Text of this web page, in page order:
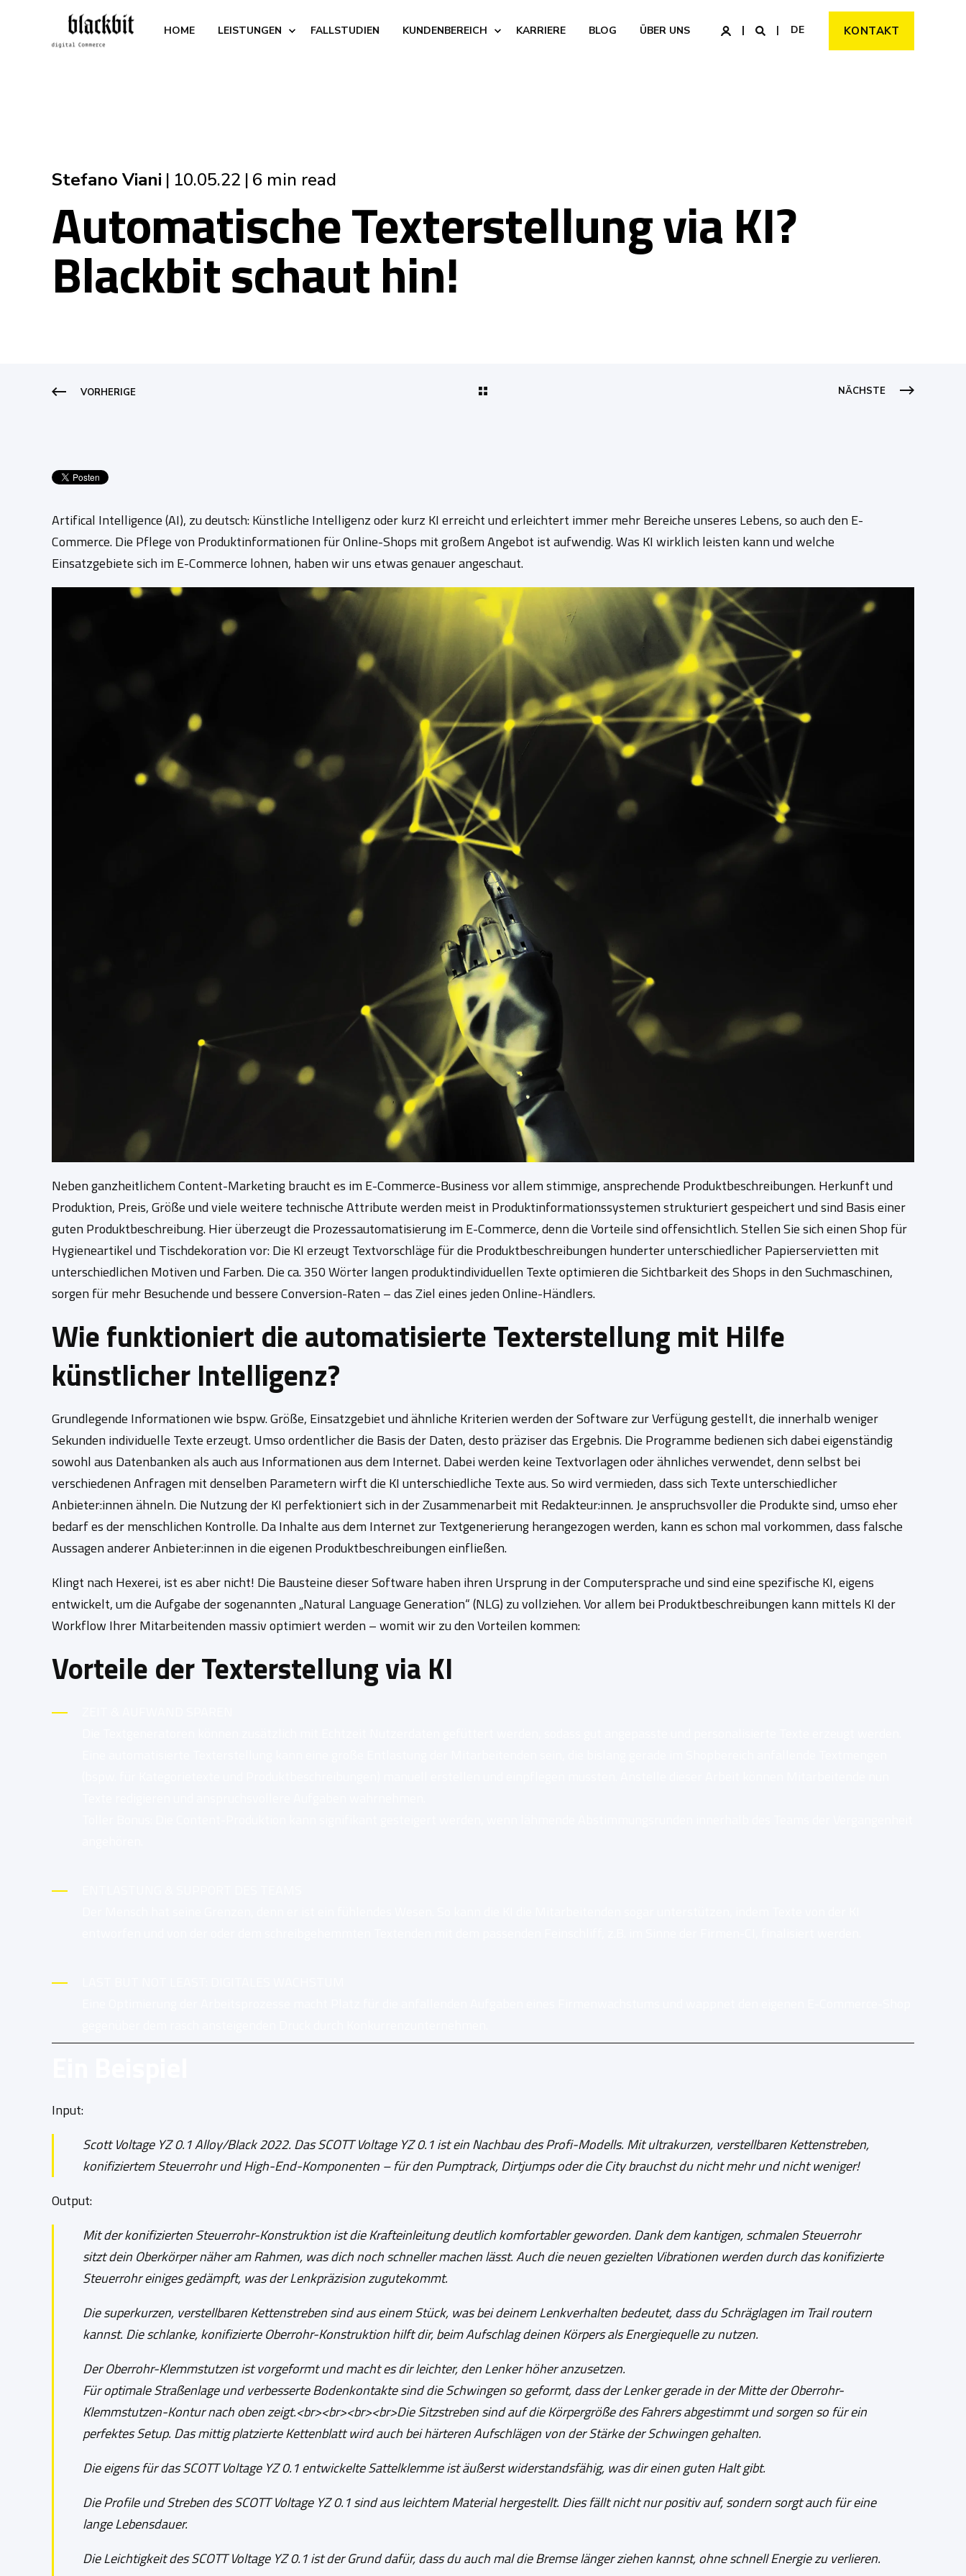
HOME LEISTUNGEN FALLSTUDIEN KUNDENBEREICH KARRIERE BLOG ÜBER UNS DE KONTAKT
Stefano Viani 10.05.22 6 min read
Automatische Texterstellung via KI?
Blackbit schaut hin!
VORHERIGE NÄCHSTE
Artifical Intelligence (AI), zu deutsch: Künstliche Intelligenz oder kurz KI erreicht und erleichtert immer mehr Bereiche unseres Lebens, so auch den E-
Commerce. Die Pflege von Produktinformationen für Online-Shops mit großem Angebot ist aufwendig. Was KI wirklich leisten kann und welche
Einsatzgebiete sich im E-Commerce lohnen, haben wir uns etwas genauer angeschaut.
Neben ganzheitlichem Content-Marketing braucht es im E-Commerce-Business vor allem stimmige, ansprechende Produktbeschreibungen. Herkunft und
Produktion, Preis, Größe und viele weitere technische Attribute werden meist in Produktinformationssystemen strukturiert gespeichert und sind Basis einer
guten Produktbeschreibung. Hier überzeugt die Prozessautomatisierung im E-Commerce, denn die Vorteile sind offensichtlich. Stellen Sie sich einen Shop für
Hygieneartikel und Tischdekoration vor: Die KI erzeugt Textvorschläge für die Produktbeschreibungen hunderter unterschiedlicher Papierservietten mit
unterschiedlichen Motiven und Farben. Die ca. 350 Wörter langen produktindividuellen Texte optimieren die Sichtbarkeit des Shops in den Suchmaschinen,
sorgen für mehr Besuchende und bessere Conversion-Raten – das Ziel eines jeden Online-Händlers.
Wie funktioniert die automatisierte Texterstellung mit Hilfe
künstlicher Intelligenz?
Grundlegende Informationen wie bspw. Größe, Einsatzgebiet und ähnliche Kriterien werden der Software zur Verfügung gestellt, die innerhalb weniger
Sekunden individuelle Texte erzeugt. Umso ordentlicher die Basis der Daten, desto präziser das Ergebnis. Die Programme bedienen sich dabei eigenständig
sowohl aus Datenbanken als auch aus Informationen aus dem Internet. Dabei werden keine Textvorlagen oder ähnliches verwendet, denn selbst bei
verschiedenen Anfragen mit denselben Parametern wirft die KI unterschiedliche Texte aus. So wird vermieden, dass sich Texte unterschiedlicher
Anbieter:innen ähneln. Die Nutzung der KI perfektioniert sich in der Zusammenarbeit mit Redakteur:innen. Je anspruchsvoller die Produkte sind, umso eher
bedarf es der menschlichen Kontrolle. Da Inhalte aus dem Internet zur Textgenerierung herangezogen werden, kann es schon mal vorkommen, dass falsche
Aussagen anderer Anbieter:innen in die eigenen Produktbeschreibungen einfließen.
Klingt nach Hexerei, ist es aber nicht! Die Bausteine dieser Software haben ihren Ursprung in der Computersprache und sind eine spezifische KI, eigens
entwickelt, um die Aufgabe der sogenannten „Natural Language Generation“ (NLG) zu vollziehen. Vor allem bei Produktbeschreibungen kann mittels KI der
Workflow Ihrer Mitarbeitenden massiv optimiert werden – womit wir zu den Vorteilen kommen:
Vorteile der Texterstellung via KI
Input:
Scott Voltage YZ 0.1 Alloy/Black 2022. Das SCOTT Voltage YZ 0.1 ist ein Nachbau des Profi-Modells. Mit ultrakurzen, verstellbaren Kettenstreben,
konifiziertem Steuerrohr und High-End-Komponenten – für den Pumptrack, Dirtjumps oder die City brauchst du nicht mehr und nicht weniger!
Output:
Mit der konifizierten Steuerrohr-Konstruktion ist die Krafteinleitung deutlich komfortabler geworden. Dank dem kantigen, schmalen Steuerrohr
sitzt dein Oberkörper näher am Rahmen, was dich noch schneller machen lässt. Auch die neuen gezielten Vibrationen werden durch das konifizierte
Steuerrohr einiges gedämpft, was der Lenkpräzision zugutekommt.
Die superkurzen, verstellbaren Kettenstreben sind aus einem Stück, was bei deinem Lenkverhalten bedeutet, dass du Schräglagen im Trail routern
kannst. Die schlanke, konifizierte Oberrohr-Konstruktion hilft dir, beim Aufschlag deinen Körpers als Energiequelle zu nutzen.
Der Oberrohr-Klemmstutzen ist vorgeformt und macht es dir leichter, den Lenker höher anzusetzen.
Für optimale Straßenlage und verbesserte Bodenkontakte sind die Schwingen so geformt, dass der Lenker gerade in der Mitte der Oberrohr-
Klemmstutzen-Kontur nach oben zeigt.<br><br><br><br>Die Sitzstreben sind auf die Körpergröße des Fahrers abgestimmt und sorgen so für ein
perfektes Setup. Das mittig platzierte Kettenblatt wird auch bei härteren Aufschlägen von der Stärke der Schwingen gehalten.
Die eigens für das SCOTT Voltage YZ 0.1 entwickelte Sattelklemme ist äußerst widerstandsfähig, was dir einen guten Halt gibt.
Die Profile und Streben des SCOTT Voltage YZ 0.1 sind aus leichtem Material hergestellt. Dies fällt nicht nur positiv auf, sondern sorgt auch für eine
lange Lebensdauer.
Die Leichtigkeit des SCOTT Voltage YZ 0.1 ist der Grund dafür, dass du auch mal die Bremse länger ziehen kannst, ohne schnell Energie zu verlieren.